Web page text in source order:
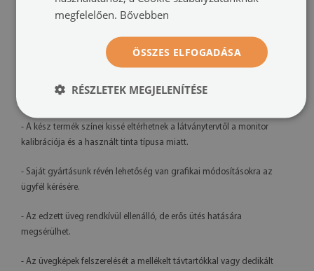
UV – fakulásálló
Felszerelési rendszer:távtartós rögzítők vagy szerelőszalag
További információk:
- A kész termék színei kissé eltérhetnek a látványtervtől a monitor
kalibrációja és a használt tinta típusa miatt.
- Saját gyártásunk révén lehetőség van grafikai módosításokra az
ügyfél kérésére.
- Az edzett üveg rendkívül ellenálló, de erős ütés hatására
megsérülhet.
- Az üvegképek felszerelését a mellékelt távtartókkal vagy dedikált
megfelelően. Bővebben
ÖSSZES ELFOGADÁSA
RÉSZLETEK MEGJELENÍTÉSE